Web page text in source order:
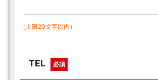
（上限20文字以内）
TEL 必須